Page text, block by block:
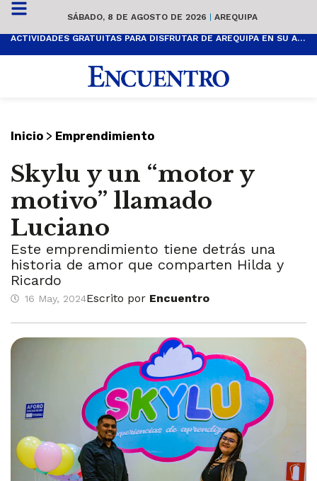
SÁBADO, 8 DE AGOSTO DE 2026 | AREQUIPA
ACTIVIDADES GRATUITAS PARA DISFRUTAR DE AREQUIPA EN SU ANIVERSARIO
Inicio > Emprendimiento
Skylu y un “motor y
motivo” llamado
Luciano
Este emprendimiento tiene detrás una
historia de amor que comparten Hilda y
Ricardo
16 May, 2024Escrito por Encuentro